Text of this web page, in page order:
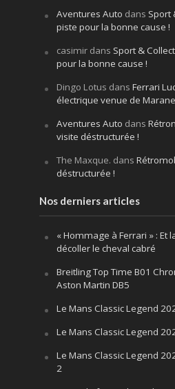
Aventures Auto dans Sport
piste pour la bonne cause !
casimirdans Sport &
pour la bonne cause !
Dingo Lotus dans Ferrari
électrique venue de
Aventures Auto dans
visite déstructurée !
The Maxque. dans
déstructurée !
Nos derniers articles
« Hommage à Ferrari » : Et
décoller le cheval cabré
Breitling Top Time B01
Aston Martin DB5
Le Mans Classic Legend
Le Mans Classic Legend
Le Mans Classic Legend
2